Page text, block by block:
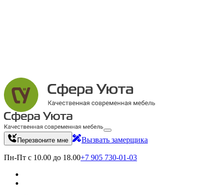
Перезвоните мне Вызвать замерщика
Пн-Пт с 10.00 до 18.00+7 905 730-01-03